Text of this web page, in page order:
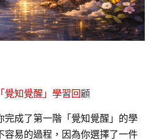
覺知覺醒」學習回顧
完成了第一階「覺知覺醒」的學
容易的過程，因為你選擇了一件